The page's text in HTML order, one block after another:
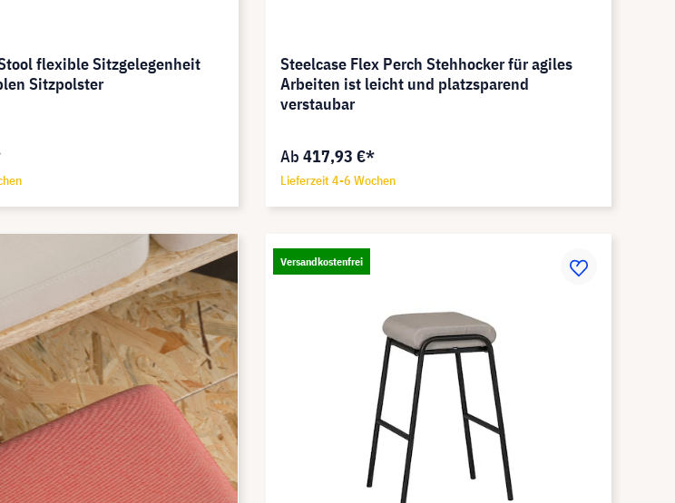
flexible Sitzgelegenheit
Sitzpolster
Steelcase Flex Perch Stehhocker für agiles
Arbeiten ist leicht und platzsparend
verstaubar
Ab 417,93 €*
Lieferzeit 4-6 Wochen
Versandkostenfrei